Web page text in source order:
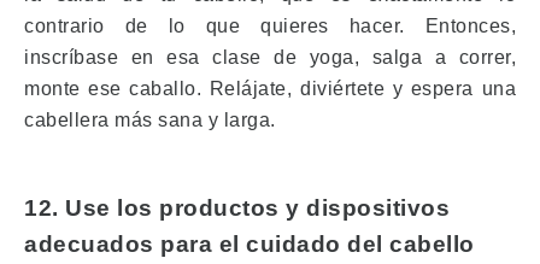
contrario de lo que quieres hacer.
Entonces,
inscríbase en esa clase de yoga, salga a correr,
monte ese caballo. Relájate, diviértete y espera una
cabellera más sana y larga.
12. Use los productos y dispositivos
adecuados para el cuidado del cabello